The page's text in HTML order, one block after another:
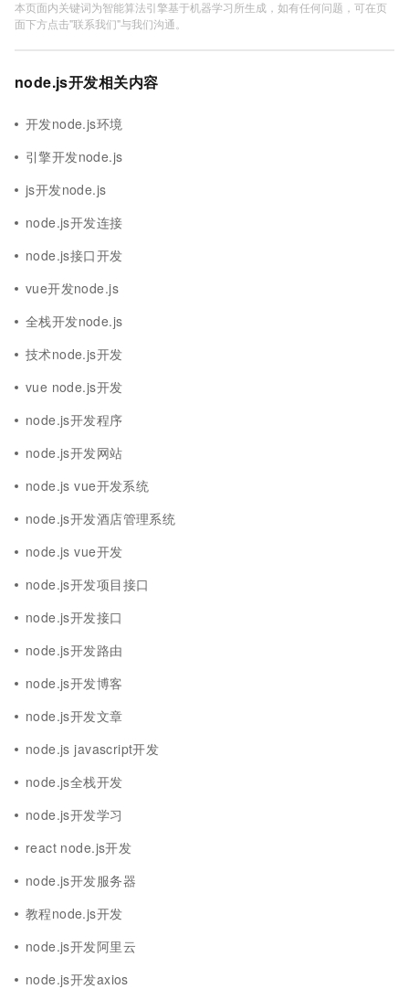
本页面内关键词为智能算法引擎基于机器学习所生成，如有任何问题，可在页
面下方点击"联系我们"与我们沟通。
node.js开发相关内容
开发node.js环境
引擎开发node.js
js开发node.js
node.js开发连接
node.js接口开发
vue开发node.js
全栈开发node.js
技术node.js开发
vue node.js开发
node.js开发程序
node.js开发网站
node.js vue开发系统
node.js开发酒店管理系统
node.js vue开发
node.js开发项目接口
node.js开发接口
node.js开发路由
node.js开发博客
node.js开发文章
node.js javascript开发
node.js全栈开发
node.js开发学习
react node.js开发
node.js开发服务器
教程node.js开发
node.js开发阿里云
node.js开发axios